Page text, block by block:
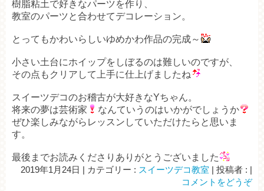
樹脂粘土で好きなパーツを作り、
教室のパーツと合わせてデコレーション。
とってもかわいらしいゆめかわ作品の完成～
小さい土台にホイップをしぼるのは難しいのですが、
その点もクリアして上手に仕上げましたね
スイーツデコのお稽古が大好きなYちゃん。
将来の夢は芸術家
なんていうのはいかがでしょうか
ぜひ楽しみながらレッスンしていただけたらと思いま
す。
最後までお読みくださりありがとうございました
2019年1月24日 | カテゴリー : スイーツデコ教室 | 投稿者 : |
コメントをどうぞ